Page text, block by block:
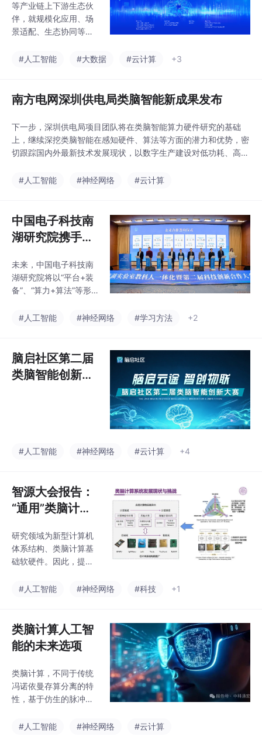
了数据处理的实时性。
为激发开发者创新活
力，让类脑开发工具的
启社区将依托本次工具
入输出芯片的数据进行
的类脑
势、新未来
等产业链上下游生态伙
伴，就规模化应用、场
景适配、生态协同等关
共识，为类脑智能与智
域深度融合提供务实支
撑。当前，类脑智能正
加速从前沿技术探索迈
向规模化产业应用，低
功耗、高能效、强适配
的独特优势，使其成为
实体经济高质量发展的
度分享，全面呈现类脑
智能在真实场景中的部
#人工智能 #大数据 #云计算 +3
南方电网深圳供电局类脑智能新成果发布
下一步，深圳供电局项目团队将在类脑智能算力硬件研究的基础
上，继续深挖类脑智能在感知硬件、算法等方面的潜力和优势，密
切跟踪国内外最新技术发展现状，以数字生产建设对低功耗、高能
业务功能扎实、关键技术领先的数字生产管理体系。目前，深圳供
#人工智能 #神经网络 #云计算
中国电子科技南
湖研究院携手湘
脑智能育种平
台，开启类脑智
未来，中国电子科技南
湖研究院将以“平台+装
备”、“算力+算法”等形
种业企业等，推动“天工
菜、水稻等作物育种中
的应用。该体系由市场
端提出需求，种业企业
种机制对于AI赋能作物
要，便于育种家洞察模
型内部的工作原理，从
而辅助育种
#人工智能 #神经网络 #学习方法 +2
脑启社区第二届
类脑智能创新大
#人工智能 #神经网络 #云计算 +4
智源大会报告：
“通用”类脑计算
研究领域为新型计算机
体系结构、类脑计算基
础软硬件。因此，提出
去耦合技术路线，研发
不特定于芯片的编译框
架，以及兼顾灵活编程
与高性能的芯片架构，
其次，报告分析了类脑
神经网络计算特征，认
为虽然类脑计算具有稀
性，但类脑神经网络训
#人工智能 #神经网络 #科技 +1
类脑计算人工智
能的未来选项
类脑计算，不同于传统
冯诺依曼存算分离的特
性，基于仿生的脉冲神
理，具有低功耗、低延
#人工智能 #神经网络 #云计算